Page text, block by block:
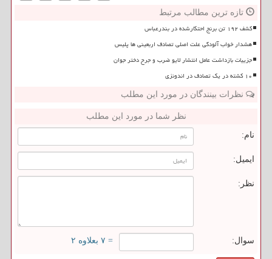
تازه ترین مطالب مرتبط
کشف ۱۹۲ تن برنج احتکارشده در بندرعباس
هشدار خواب آلودگی علت اصلی تصادف اربعینی ها پلیس
جزییات بازداشت عامل انتشار لایو ضرب و جرح دختر جوان
۱۰ کشته در یک تصادف در اندونزی
نظرات بینندگان در مورد این مطلب
نظر شما در مورد این مطلب
نام:
ایمیل:
نظر:
سوال: = ۷ بعلاوه ۲